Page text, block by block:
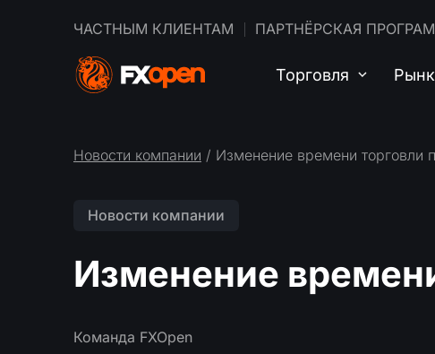
ЧАСТНЫМ КЛИЕНТАМ ПАРТНЁРСКАЯ
Торговля
Новости компании / Изменение времени торговли
Новости компании
Изменение
Команда FXOpen